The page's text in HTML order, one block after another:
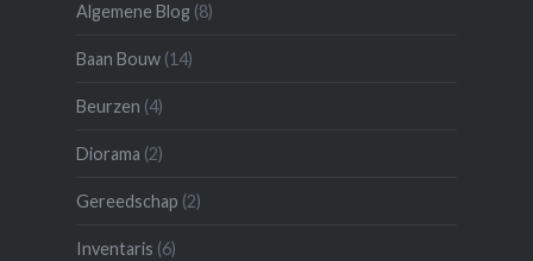
Algemene Blog (8)
Baan Bouw(14)
Beurzen (4)
Diorama (2)
Gereedschap (2)
Inventaris (6)